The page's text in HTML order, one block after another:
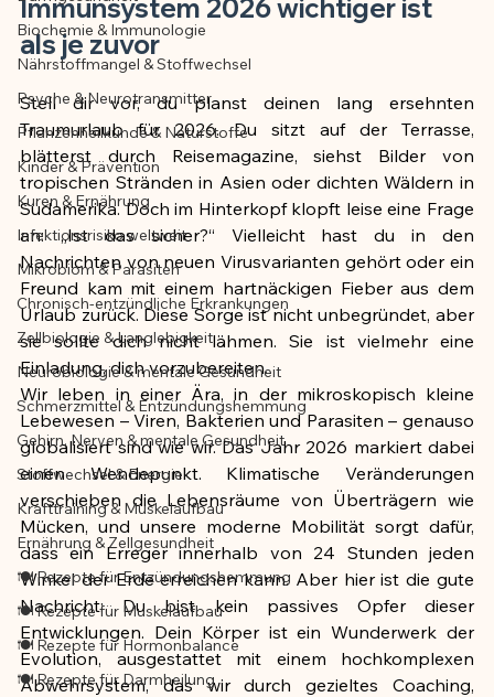
Der Artikel wurde mit Unterstützung von
KI erstellt und redaktionell geprüft vom
angegebenen Autor
Biochemie & Immunologie
Nährstoffmangel & Stoffwechsel
Psyche & Neurotransmitter
Pflanzenheilkunde & Naturstoffe
Kinder & Prävention
Kuren & Ernährung
Infektionsrisiko weltweit
Mikrobiom & Parasiten
Chronisch-entzündliche Erkrankungen
Zellbiologie & Langlebigkeit
Neurobiologie & mentale Gesundheit
Schmerzmittel & Entzündungshemmung
Gehirn, Nerven & mentale Gesundheit
Stoffwechsel & Energie
Krafttraining & Muskelaufbau
Ernährung & Zellgesundheit
🍽️ Rezepte für Entzündungshemmung
🍽️ Rezepte für Muskelaufbau
🍽️ Rezepte für Hormonbalance
🍽️ Rezepte für Darmheilung
Immunsystem 2026 wichtiger ist
als je zuvor
Stell dir vor, du planst deinen lang ersehnten
Traumurlaub für 2026. Du sitzt auf der Terrasse,
blätterst durch Reisemagazine, siehst Bilder von
tropischen Stränden in Asien oder dichten Wäldern in
Südamerika. Doch im Hinterkopf klopft leise eine Frage
an: „Ist das sicher?“ Vielleicht hast du in den
Nachrichten von neuen Virusvarianten gehört oder ein
Freund kam mit einem hartnäckigen Fieber aus dem
Urlaub zurück. Diese Sorge ist nicht unbegründet, aber
sie sollte dich nicht lähmen. Sie ist vielmehr eine
Einladung, dich vorzubereiten.
Wir leben in einer Ära, in der mikroskopisch kleine
Lebewesen – Viren, Bakterien und Parasiten – genauso
globalisiert sind wie wir. Das Jahr 2026 markiert dabei
einen Wendepunkt. Klimatische Veränderungen
verschieben die Lebensräume von Überträgern wie
Mücken, und unsere moderne Mobilität sorgt dafür,
dass ein Erreger innerhalb von 24 Stunden jeden
Winkel der Erde erreichen kann. Aber hier ist die gute
Nachricht: Du bist kein passives Opfer dieser
Entwicklungen. Dein Körper ist ein Wunderwerk der
Evolution, ausgestattet mit einem hochkomplexen
Abwehrsystem, das wir durch gezieltes Coaching,